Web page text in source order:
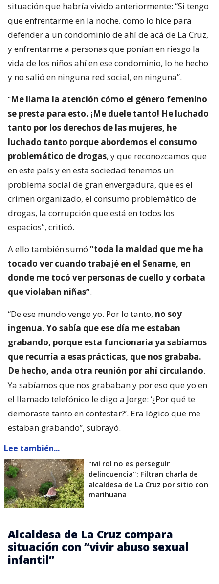
situación que habría vivido anteriormente: “Si tengo
que enfrentarme en la noche, como lo hice para
defender a un condominio de ahí de acá de La Cruz,
y enfrentarme a personas que ponían en riesgo la
vida de los niños ahí en ese condominio, lo he hecho
y no salió en ninguna red social, en ninguna”.
“Me llama la atención cómo el género femenino
se presta para esto. ¡Me duele tanto! He luchado
tanto por los derechos de las mujeres, he
luchado tanto porque abordemos el consumo
problemático de drogas, y que reconozcamos que
en este país y en esta sociedad tenemos un
problema social de gran envergadura, que es el
crimen organizado, el consumo problemático de
drogas, la corrupción que está en todos los
espacios”, criticó.
A ello también sumó “toda la maldad que me ha
tocado ver cuando trabajé en el Sename, en
donde me tocó ver personas de cuello y corbata
que violaban niñas”.
“De ese mundo vengo yo. Por lo tanto, no soy
ingenua. Yo sabía que ese día me estaban
grabando, porque esta funcionaria ya sabíamos
que recurría a esas prácticas, que nos grababa.
De hecho, anda otra reunión por ahí circulando.
Ya sabíamos que nos grababan y por eso que yo en
el llamado telefónico le digo a Jorge: ‘¿Por qué te
demoraste tanto en contestar?’. Era lógico que me
estaban grabando”, subrayó.
Lee también...
"Mi rol no es perseguir
delincuencia": Filtran charla de
alcaldesa de La Cruz por sitio con
marihuana
Alcaldesa de La Cruz compara
situación con “vivir abuso sexual
infantil”